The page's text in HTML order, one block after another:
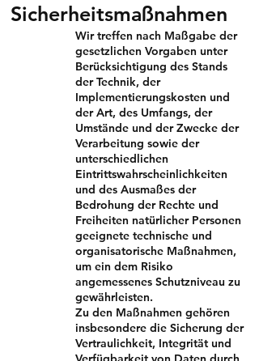
Sicherheitsmaßnahmen
Wir treffen nach Maßgabe der
gesetzlichen Vorgaben unter
Berücksichtigung des Stands
der Technik, der
Implementierungskosten und
der Art, des Umfangs, der
Umstände und der Zwecke der
Verarbeitung sowie der
unterschiedlichen
Eintrittswahrscheinlichkeiten
und des Ausmaßes der
Bedrohung der Rechte und
Freiheiten natürlicher Personen
geeignete technische und
organisatorische Maßnahmen,
um ein dem Risiko
angemessenes Schutzniveau zu
gewährleisten.
Zu den Maßnahmen gehören
insbesondere die Sicherung der
Vertraulichkeit, Integrität und